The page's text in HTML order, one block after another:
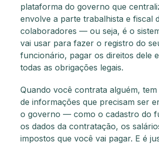
plataforma do governo que
envolve a parte trabalhista e fiscal
colaboradores — ou seja, é o
vai usar para fazer o registro do
funcionário, pagar os direitos dele
todas as obrigações legais.
Quando você contrata alguém, tem
de informações que precisam ser
o governo — como o cadastro do
os dados da contratação, os
impostos que você vai pagar. E é